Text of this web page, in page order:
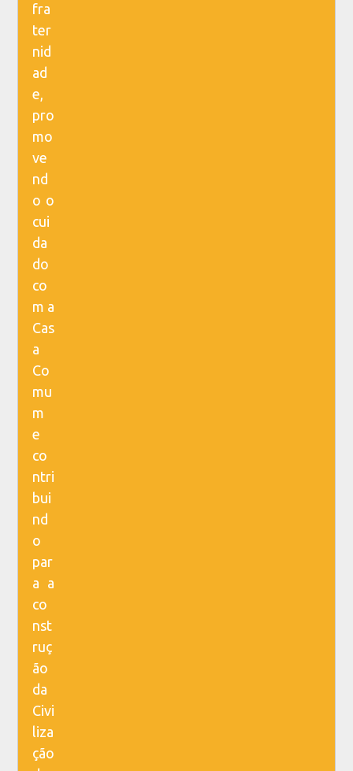
fra
ter
nid
ad
e,
pro
mo
ve
nd
o o
cui
da
do
co
m a
Cas
a
Co
mu
m
e
co
ntri
bui
nd
o
par
a a
co
nst
ruç
ão
da
Civi
liza
ção